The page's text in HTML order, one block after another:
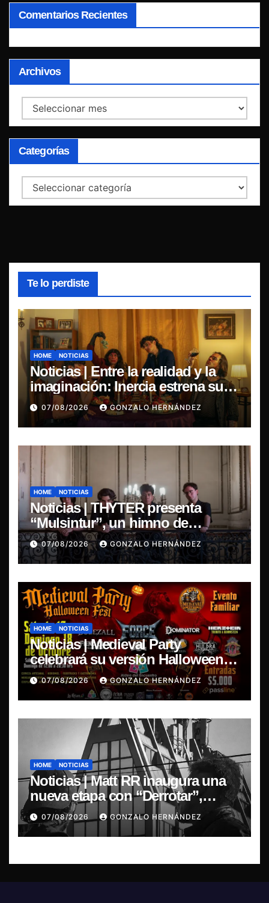
Comentarios Recientes
Archivos
Archivos
Categorías
Categorías
Te lo perdiste
HOME NOTICIAS
Noticias | Entre la realidad y la
imaginación: Inercia estrena su
primer single “Marilina”
07/08/2026 GONZALO HERNÁNDEZ
HOME NOTICIAS
Noticias | THYTER presenta
“Mulsintur”, un himno de
heavy/power metal inspirado en
Tomás Paniri
07/08/2026 GONZALO HERNÁNDEZ
HOME NOTICIAS
Noticias | Medieval Party
celebrará su versión Halloween
Fest en Aldea del Encuentro
07/08/2026 GONZALO HERNÁNDEZ
HOME NOTICIAS
Noticias | Matt RR inaugura una
nueva etapa con “Derrotar”,
primer adelanto de su EP
Resonancia de Umbral
07/08/2026 GONZALO HERNÁNDEZ